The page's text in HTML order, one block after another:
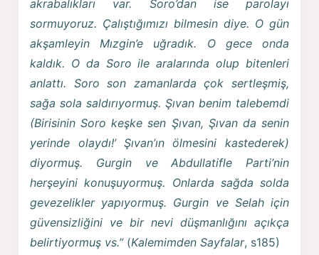
akrabalıkları var. Soro’dan ise parolayı
sormuyoruz. Çalıştığımızı bilmesin diye. O gün
akşamleyin Mızgin’e uğradık. O gece onda
kaldık. O da Soro ile aralarında olup bitenleri
anlattı. Soro son zamanlarda çok sertleşmiş,
sağa sola saldırıyormuş. Şıvan benim talebemdi
(Birisinin Soro keşke sen Şıvan, Şıvan da senin
yerinde olaydı!’ Şıvan’ın ölmesini kastederek)
diyormuş. Gurgin ve Abdullatifle Parti’nin
herşeyini konuşuyormuş. Onlarda sağda solda
gevezelikler yapıyormuş. Gurgin ve Selah için
güvensizliğini ve bir nevi düşmanlığını açıkça
belirtiyormuş vs.” (Kalemimden Sayfalar, s185)